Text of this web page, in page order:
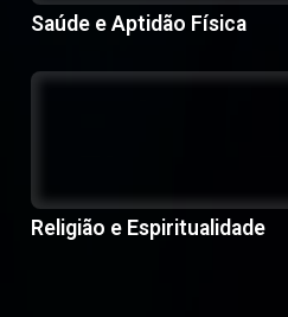
Saúde e Aptidão Física
Religião e Espiritualidade